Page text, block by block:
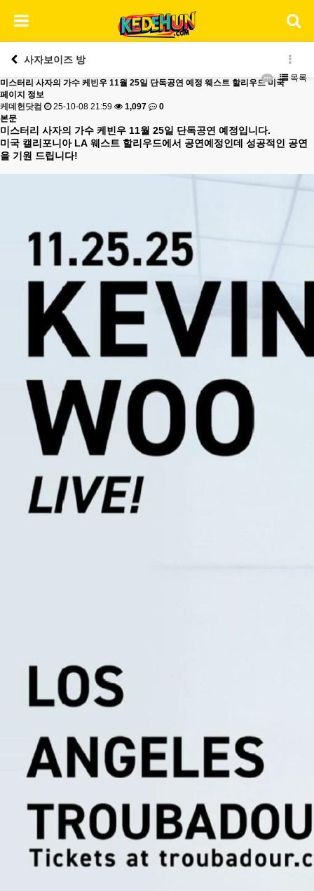
사자보이즈 방
목록
미스터리 사자의 가수 케빈우 11월 25일 단독공연 예정 웨스트 할리우드 미국
페이지 정보
케데헌닷컴
25-10-08 21:59 1,097
0
본문
미스터리 사자의 가수 케빈우 11월 25일 단독공연 예정입니다.
미국 캘리포니아 LA 웨스트 할리우드에서 공연예정인데 성공적인 공연
을 기원 드립니다!